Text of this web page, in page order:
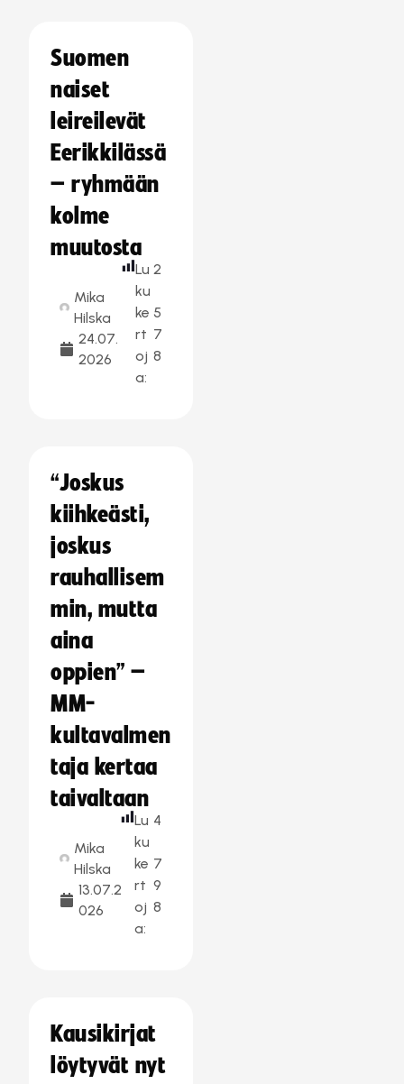
Suomen
naiset
leireilevät
Eerikkilässä
– ryhmään
kolme
muutosta
Mika
Hilska
24.07.
2026
Lu
ku
ke
rt
oj
a:
2
5
7
8
“Joskus
kiihkeästi,
joskus
rauhallisem
min, mutta
aina
oppien” –
MM-
kultavalmen
taja kertaa
taivaltaan
Mika
Hilska
13.07.2
026
Lu
ku
ke
rt
oj
a:
4
7
9
8
Kausikirjat
löytyvät nyt